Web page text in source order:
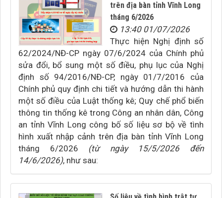
trên địa bàn tỉnh Vĩnh Long
tháng 6/2026
13:40 01/07/2026
Thực hiện Nghị định số
62/2024/NĐ-CP ngày 07/6/2024 của Chính phủ
sửa đổi, bổ sung một số điều, phụ lục của Nghị
định số 94/2016/NĐ-CP, ngày 01/7/2016 của
Chính phủ quy định chi tiết và hướng dẫn thi hành
một số điều của Luật thống kê; Quy chế phổ biến
thông tin thống kê trong Công an nhân dân, Công
an tỉnh Vĩnh Long công bố số liệu sơ bộ về tình
hình xuất nhập cảnh trên địa bàn tỉnh Vĩnh Long
tháng 6/2026 (từ ngày 15/5/2026 đến
14/6/2026), như sau: